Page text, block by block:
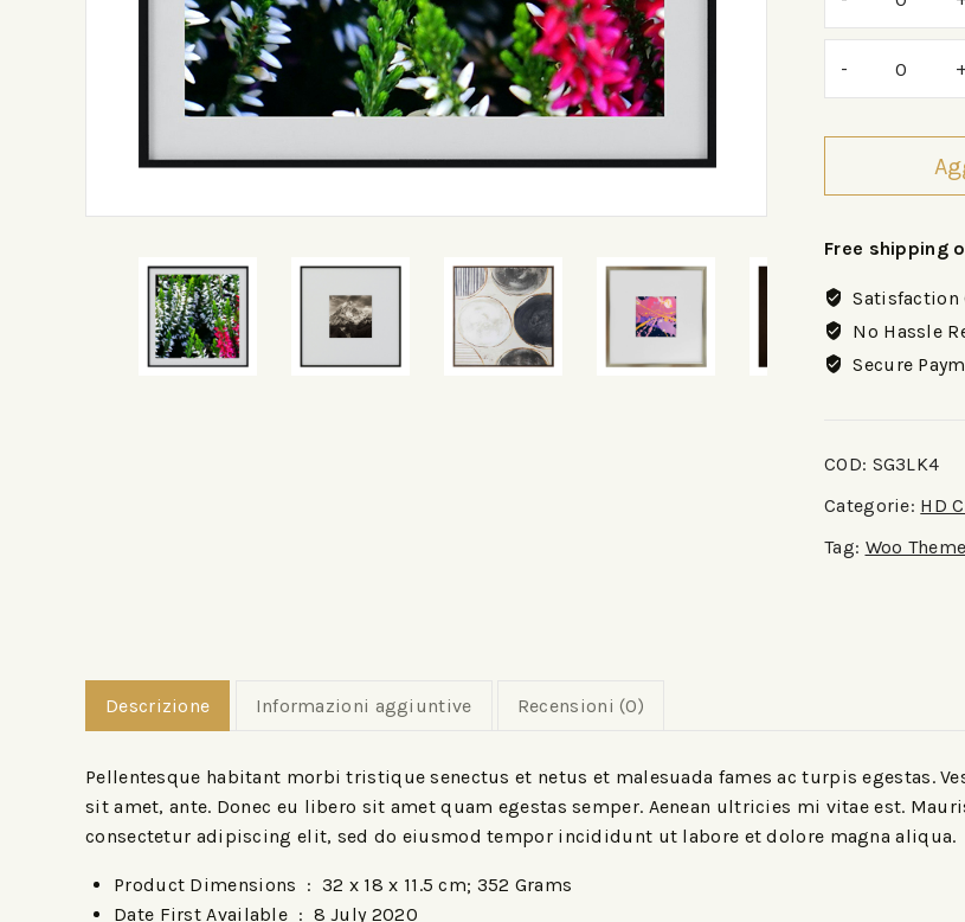
Free shipping
Satisfaction
No Hassle
Secure
COD: SG3LK4
Categorie: HD
Tag: Woo Theme
Descrizione Informazioni aggiuntive Recensioni (0)
Pellentesque habitant morbi tristique senectus et netus et malesuada fames ac turpis egestas.
sit amet, ante. Donec eu libero sit amet quam egestas semper. Aenean ultricies mi vitae est.
consectetur adipiscing elit, sed do eiusmod tempor incididunt ut labore et dolore magna aliqua.
Product Dimensions ‏ : ‎ 32 x 18 x 11.5 cm; 352 Grams
Date First Available ‏ : ‎ 8 July 2020